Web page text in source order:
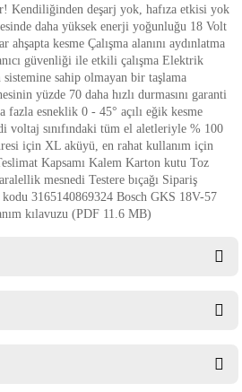
Kendiliğinden deşarj yok, hafıza etkisi yok
daha yüksek enerji yoğunluğu 18 Volt
ahşapta kesme Çalışma alanını aydınlatma
güvenliği ile etkili çalışma Elektrik
sahip olmayan bir taşlama
yüzde 70 daha hızlı durmasını garanti
esneklik 0 - 45° açılı eğik kesme
voltaj sınıfındaki tüm el aletleriyle % 100
için XL aküyü, en rahat kullanım için
Kapsamı Kalem Karton kutu Toz
mesnedi Testere bıçağı Sipariş
3165140869324 Bosch GKS 18V-57
kılavuzu (PDF 11.6 MB)